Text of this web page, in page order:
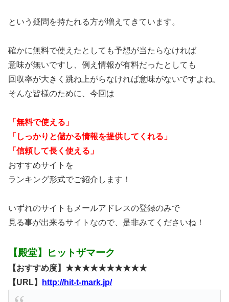
という疑問を持たれる方が増えてきています。
確かに無料で使えたとしても予想が当たらなければ
意味が無いですし、例え情報が有料だったとしても
回収率が大きく跳ね上がらなければ意味がないですよね。
そんな皆様のために、今回は
「無料で使える」
「しっかりと儲かる情報を提供してくれる」
「信頼して長く使える」
おすすめサイトを
ランキング形式でご紹介します！
いずれのサイトもメールアドレスの登録のみで
見る事が出来るサイトなので、是非みてくださいね！
【殿堂】ヒットザマーク
【おすすめ度】★★★★★★★★★★
【URL】
http://hit-t-mark.jp/